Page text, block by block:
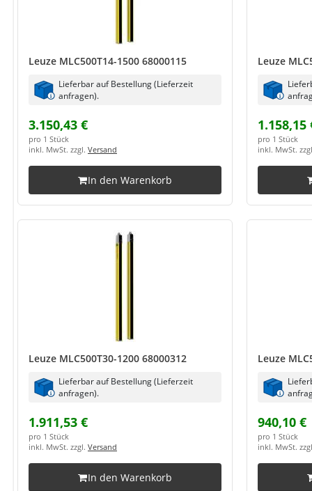
Leuze MLC500T14-1500 68000115
Lieferbar auf Bestellung (Lieferzeit
anfragen).
3.150,43 €
pro 1 Stück
inkl. MwSt. zzgl. Versand
In den Warenkorb
Leuze
1.158,15
pro 1 Stück
inkl. MwSt.
Leuze MLC500T30-1200 68000312
Lieferbar auf Bestellung (Lieferzeit
anfragen).
1.911,53 €
pro 1 Stück
inkl. MwSt. zzgl. Versand
In den Warenkorb
Leuze
940,10 €
pro 1 Stück
inkl. MwSt.